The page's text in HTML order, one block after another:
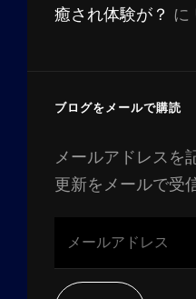
癒され体験が？ に
ブログをメールで購読
メールアドレスを
更新をメールで受
ー